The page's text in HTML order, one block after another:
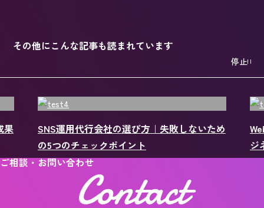
その他にこんな記事も読まれています
め
Webサイトの放置は採用・営業に悪影響？ビ
ジネス損失を防ぐ対策とは
稿
停止
ご相談・お問い合わせContact